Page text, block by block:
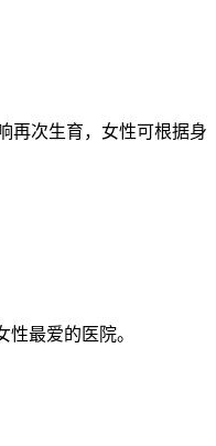
再次生育，女性可根据身
最爱的医院。